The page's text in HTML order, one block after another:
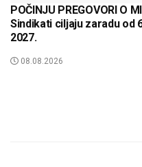
POČINJU PREGOVORI O
Sindikati ciljaju zaradu od
2027.
08.08.2026